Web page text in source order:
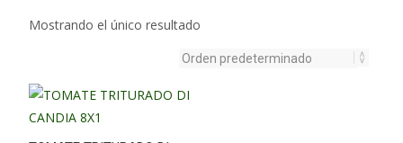
Mostrando el único resultado